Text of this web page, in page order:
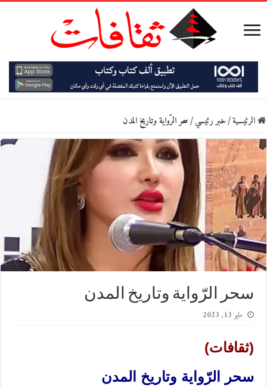
الرئيسية/خبر رئيسي/سحر الرّواية وتاريخ المدن
سحر الرّواية وتاريخ المدن
مايو 13, 2023
(ثقافات)
سحر الرّواية وتاريخ المدن